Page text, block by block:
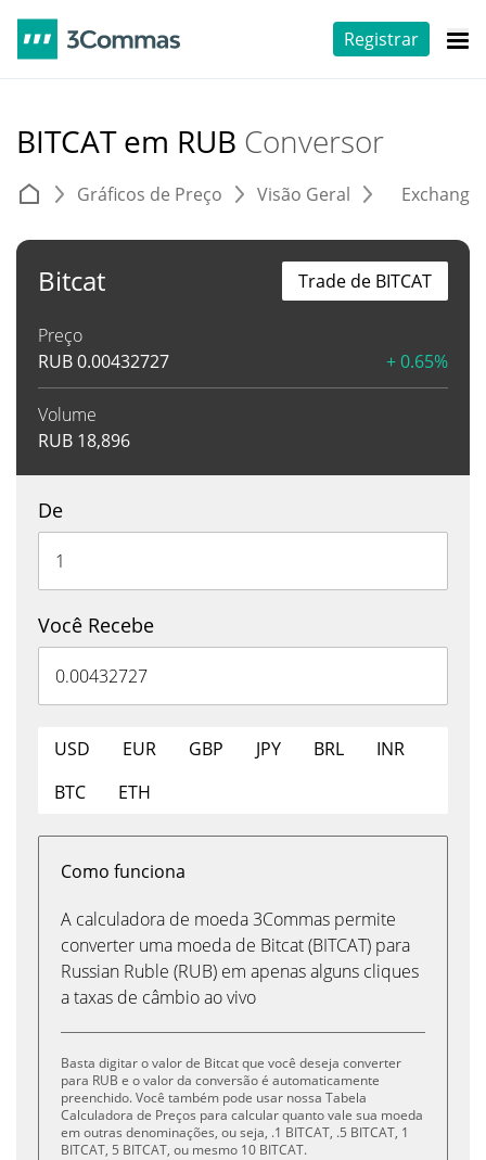
Registrar
BITCAT em RUB Conversor
Gráficos de Preço Visão Geral
Bitcat
Preço
RUB0.00432727 + 0.65%
Volume
RUB 18,896
Trade de BITCAT
De
Você Recebe
USD EUR GBP JPY BRL
INR
BTC
ETH
Como funciona
A calculadora de moeda 3Commas permite
converter uma moeda de Bitcat (BITCAT) para
Russian Ruble (RUB) em apenas alguns cliques
a taxas de câmbio ao vivo
Basta digitar o valor de Bitcat que você deseja converter
para RUB e o valor da conversão é automaticamente
preenchido. Você também pode usar nossa Tabela
Calculadora de Preços para calcular quanto vale sua moeda
em outras denominações, ou seja, .1 BITCAT, .5 BITCAT, 1
BITCAT, 5 BITCAT, ou mesmo 10 BITCAT.